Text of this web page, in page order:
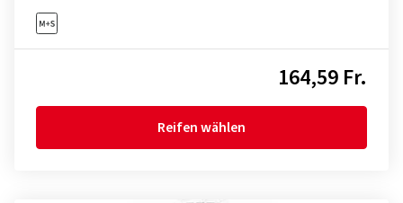
164,59 Fr.
Reifen wählen